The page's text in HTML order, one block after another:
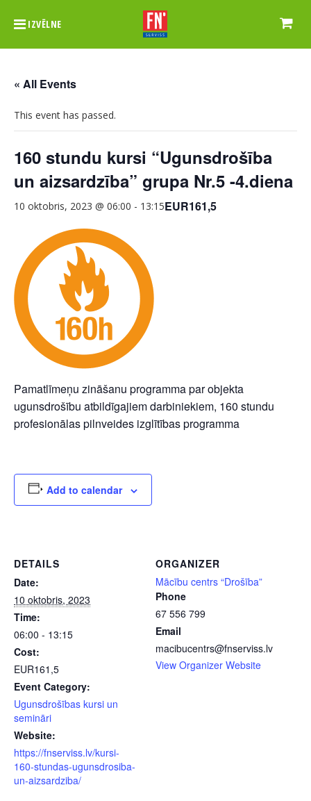
IZVĒLNE
« All Events
This event has passed.
160 stundu kursi “Ugunsdrošība
un aizsardzība” grupa Nr.5 -4.diena
10 oktobris, 2023 @ 06:00 - 13:15EUR161,5
Pamatlīmeņu zināšanu programma par objekta
ugunsdrošību atbildīgajiem darbiniekiem, 160 stundu
profesionālas pilnveides izglītības programma
Add to calendar
DETAILS
Date:
10 oktobris, 2023
Time:
06:00 - 13:15
Cost:
EUR161,5
Event Category:
Ugunsdrošības kursi un
semināri
Website:
https://fnserviss.lv/kursi-
160-stundas-ugunsdrosiba-
un-aizsardziba/
ORGANIZER
Mācību centrs “Drošība”
Phone
67 556 799
Email
macibucentrs@fnserviss.lv
View Organizer Website